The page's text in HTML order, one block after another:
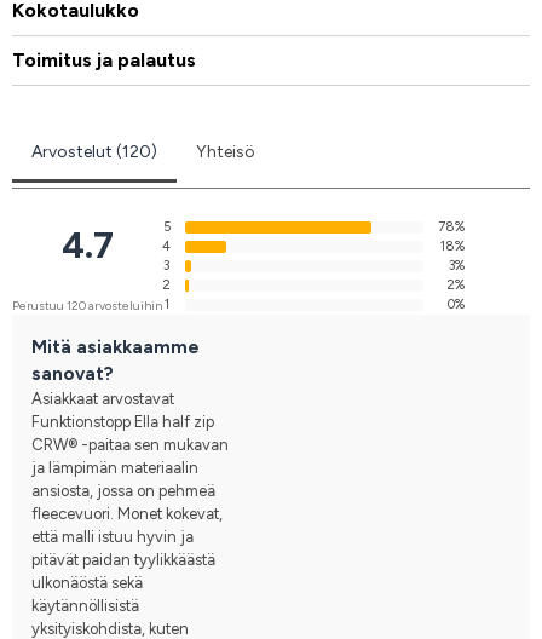
Kokotaulukko
Toimitus ja palautus
Arvostelut (120) Yhteisö
4.7
Perustuu 120 arvosteluihin
5
78%
4
18%
3
3%
2
2%
1
0%
Mitä asiakkaamme
sanovat?
Asiakkaat arvostavat
Funktionstopp Ella half zip
CRW® -paitaa sen mukavan
ja lämpimän materiaalin
ansiosta, jossa on pehmeä
fleecevuori. Monet kokevat,
että malli istuu hyvin ja
pitävät paidan tyylikkäästä
ulkonäöstä sekä
käytännöllisistä
yksityiskohdista, kuten